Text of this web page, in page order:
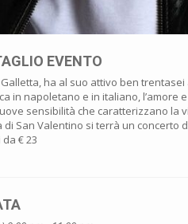
EVENTO
ha al suo attivo ben
in napoletano e in italiano, l’amore
sensibilità che caratterizzano la
di San Valentino si terrà un concerto
€ 23